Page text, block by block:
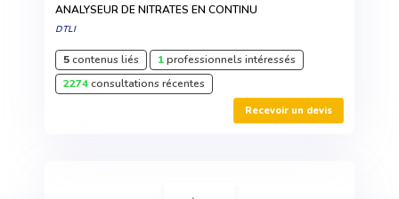
ANALYSEUR DE NITRATES EN CONTINU
DTLI
5contenus liés 1professionnels intéressés
2274consultations récentes
Recevoir un devis